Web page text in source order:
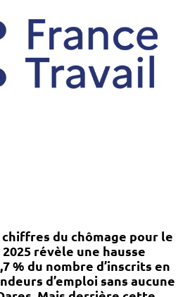
du chômage pour le
révèle une hausse
% du nombre d’inscrits en
d’emploi sans aucune